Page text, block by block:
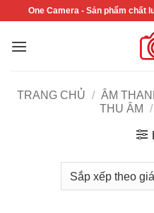
nội
One Camera - Sản phẩm chất
TRANG CHỦ / ÂM
THU ÂM
/